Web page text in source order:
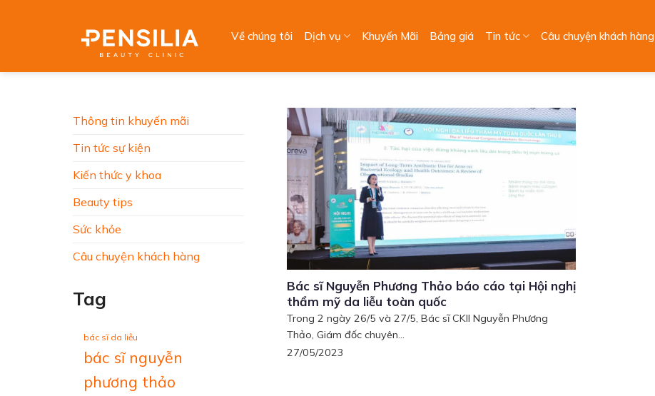
Về chúng tôi Dịch vụ Khuyến Mãi Bảng giá Tin tức Câu chuyện khách hàng
Thông tin khuyến mãi
Tin tức sự kiện
Kiến thức y khoa
Beauty tips
Sức khỏe
Câu chuyện khách hàng
Tag
bác sĩ da liễu
bác sĩ nguyễn
phương thảo
Bác sĩ Nguyễn Phương Thảo báo cáo tại Hội nghị
thẩm mỹ da liễu toàn quốc
Trong 2 ngày 26/5 và 27/5, Bác sĩ CKII Nguyễn Phương
Thảo, Giám đốc chuyên...
27/05/2023